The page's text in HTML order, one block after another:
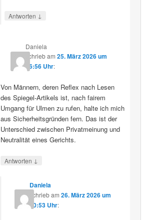
Antworten ↓
Daniela
schriebam25. März 2026 um
16:56 Uhr:
Von Männern, deren Reflex nach Lesen
des Spiegel-Artikels ist, nach fairem
Umgang für Ulmen zu rufen, halte ich mich
aus Sicherheitsgründen fern. Das ist der
Unterschied zwischen Privatmeinung und
Neutralität eines Gerichts.
Antworten ↓
Daniela
schriebam 26. März 2026 um
10:53 Uhr: